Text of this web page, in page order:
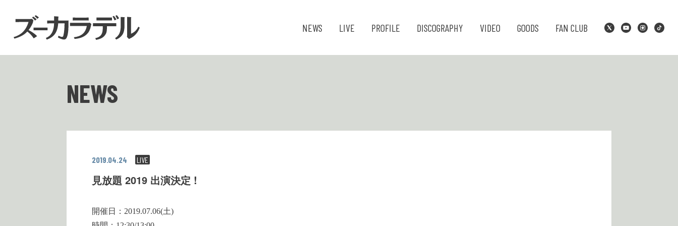
NEWS LIVE PROFILE DISCOGRAPHY VIDEO GOODS FAN CLUB
NEWS
2019.04.24 LIVE
見放題 2019 出演決定 !
開催日：2019.07.06(土)